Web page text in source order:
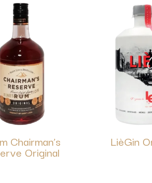
Chairman’s
Original
LièGin